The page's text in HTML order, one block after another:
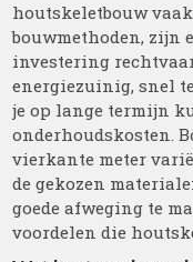
houtskeletbouw
bouwmethoden, zijn
investering
energiezuinig, snel
je op lange termijn
onderhoudskosten.
vierkante meter
de gekozen
goede afweging te
voordelen die